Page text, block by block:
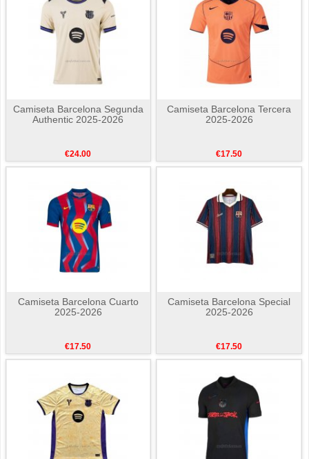
Camiseta Barcelona Segunda
Authentic 2025-2026
€24.00
Camiseta Barcelona Tercera
2025-2026
€17.50
Camiseta Barcelona Cuarto
2025-2026
€17.50
Camiseta Barcelona Special
2025-2026
€17.50